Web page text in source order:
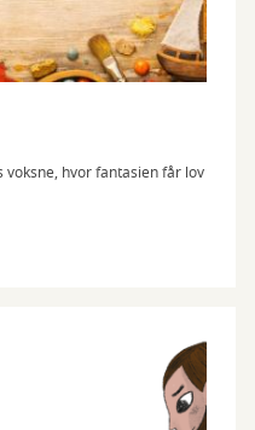
hvor fantasien får lov